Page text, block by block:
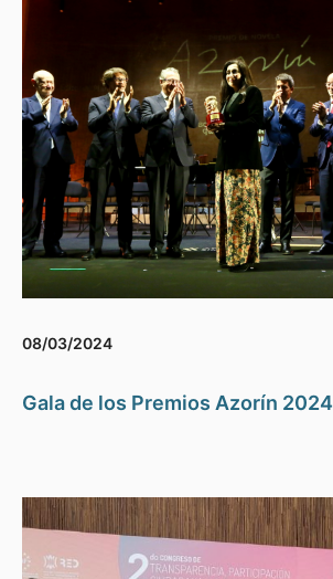
08/03/2024
Gala de los Premios Azorín 2024